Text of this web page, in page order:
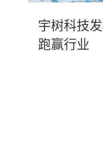
宇树科技
跑赢行业